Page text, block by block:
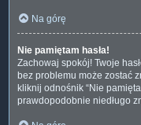
Na górę
Nie pamiętam hasła!
Zachowaj spokój! Twoje
bez problemu może zostać
kliknij odnośnik “Nie
prawdopodobnie niedługo